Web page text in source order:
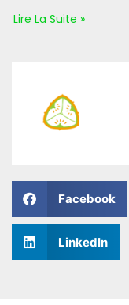
Lire La Suite »
Facebook
LinkedIn